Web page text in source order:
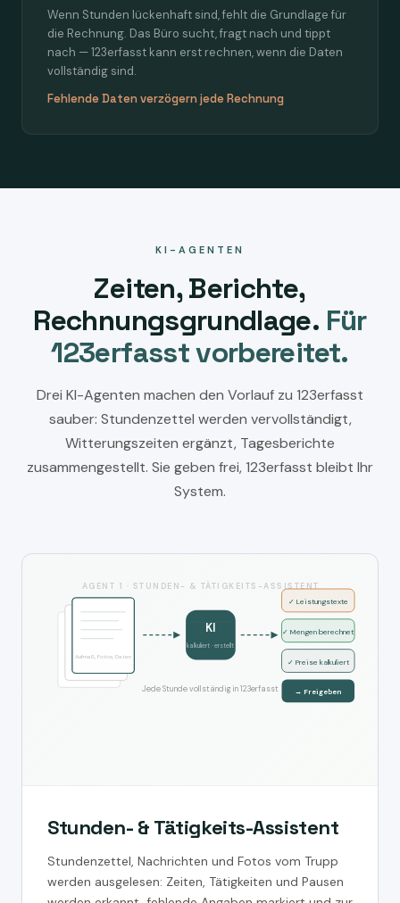
Wenn Stunden lückenhaft sind, fehlt die Grundlage für
die Rechnung. Das Büro sucht, fragt nach und tippt
nach — 123erfasst kann erst rechnen, wenn die Daten
vollständig sind.
Fehlende Daten verzögern jede Rechnung
KI-AGENTEN
Zeiten, Berichte,
Rechnungsgrundlage. Für
123erfasst vorbereitet.
Drei KI-Agenten machen den Vorlauf zu 123erfasst
sauber: Stundenzettel werden vervollständigt,
Witterungszeiten ergänzt, Tagesberichte
zusammengestellt. Sie geben frei, 123erfasst bleibt Ihr
System.
AGENT 1 · STUNDEN- & TÄTIGKEITS-ASSISTENT
Aufmaß, Fotos, Daten
KI
kalkuliert · erstellt
✓ Leistungstexte
✓ Mengen berechnet
✓ Preise kalkuliert
→ Freigeben
Jede Stunde vollständig in 123erfasst
Stunden- & Tätigkeits-Assistent
Stundenzettel, Nachrichten und Fotos vom Trupp
werden ausgelesen: Zeiten, Tätigkeiten und Pausen